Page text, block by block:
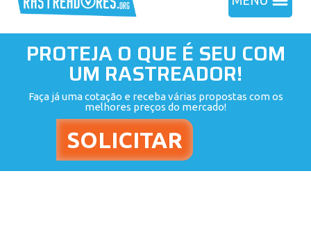
PROTEJA O QUE É SEU COM
UM RASTREADOR!
Faça já uma cotação e receba várias propostas com os
melhores preços do mercado!